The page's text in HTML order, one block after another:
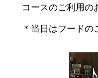
コースのご利用の
＊当日はフード